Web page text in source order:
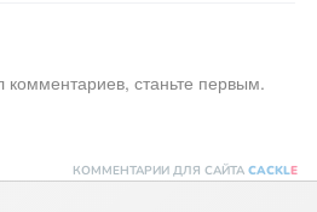
комментариев, станьте первым.
КОММЕНТАРИИ ДЛЯ САЙТА CACKLE